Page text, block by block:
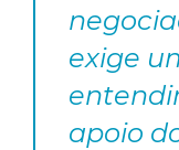
exige
apoio